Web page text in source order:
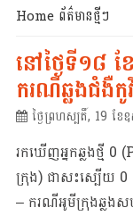
Home ព័ត៌មានថ្មីៗ
នៅថ្ងៃទី១៨
ករណីឆ្លងជំងឺ
ថ្ងៃព្រហស្បតិ៍, 19 ខ
រកឃើញអ្នកឆ្លងថ្មី 0
ក្រុង) ជាសះស្បើយ 0
– ករណីអូមីក្រុងឆ្លងស